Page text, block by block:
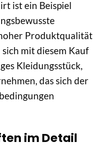
ist ein Beispiel
Produktqualität
mit diesem Kauf
Kleidungsstück,
das sich der
im Detail